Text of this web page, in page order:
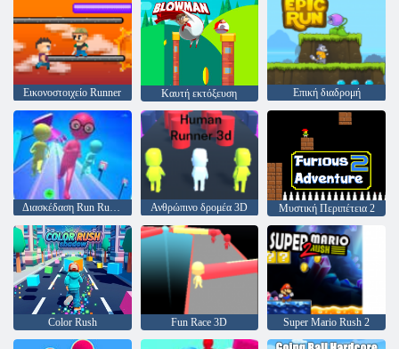
Εικονοστοιχείο Runner Καυτή εκτόξευση Επική διαδρομή
Διασκέδαση Run Run 3d Ανθρώπινο δρομέα 3D Μυστική Περιπέτεια 2
Color Rush Fun Race 3D Super Mario Rush 2